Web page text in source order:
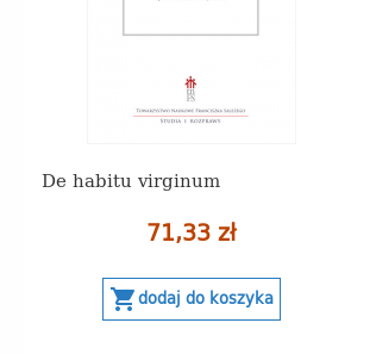
De habitu virginum
71,33 zł
shopping_cartdodaj do koszyka